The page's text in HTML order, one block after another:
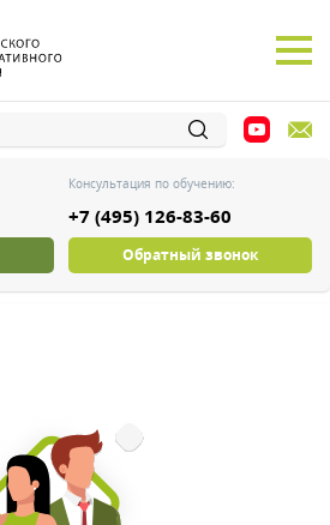
Консультация по обучению:
+7 (495) 126-83-60
Обратный звонок